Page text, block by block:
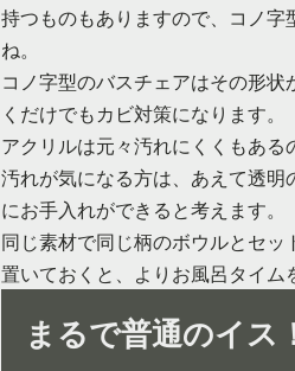
持つものもありますので、コノ
ね。
コノ字型のバスチェアはその形
くだけでもカビ対策になります。
アクリルは元々汚れにくくもある
汚れが気になる方は、あえて透
にお手入れができると考えます。
同じ素材で同じ柄のボウルとセ
置いておくと、よりお風呂タイム
まるで普通のイス